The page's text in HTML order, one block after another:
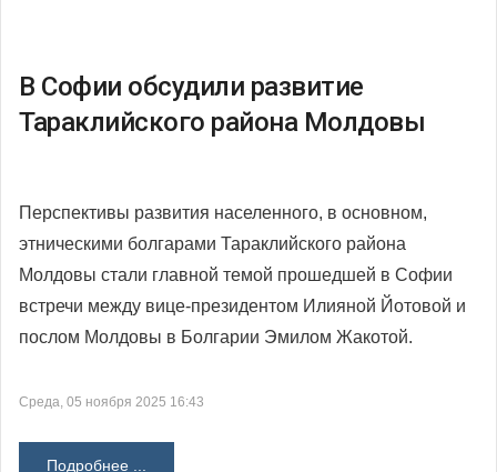
В Софии обсудили развитие
Тараклийского района Молдовы
Перспективы развития населенного, в основном,
этническими болгарами Тараклийского района
Молдовы стали главной темой прошедшей в Софии
встречи между вице-президентом Илияной Йотовой и
послом Молдовы в Болгарии Эмилом Жакотой.
Среда, 05 ноября 2025 16:43
Подробнее ...